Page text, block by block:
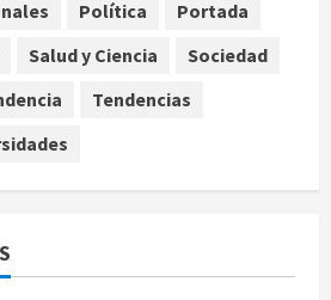
ciudadanos de México y
Política
Portada
Salud y Ciencia
Sociedad
Tendencias